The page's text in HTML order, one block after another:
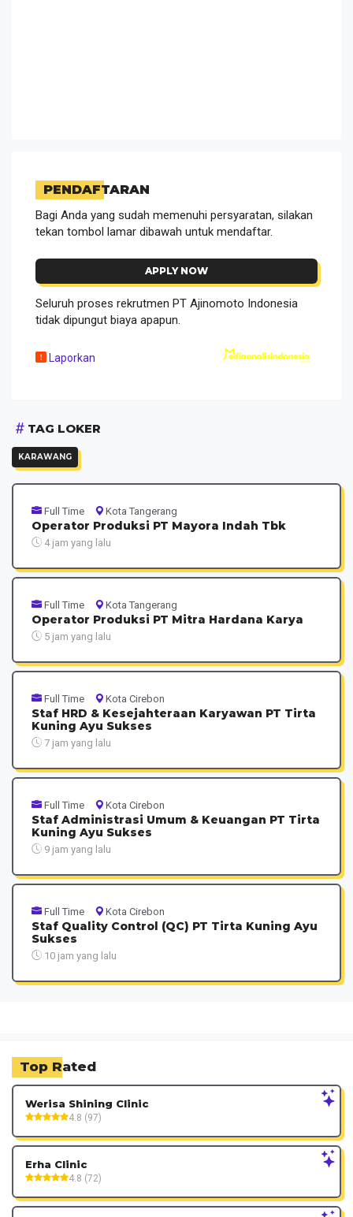
PENDAFTARAN
Bagi Anda yang sudah memenuhi persyaratan, silakan
tekan tombol lamar dibawah untuk mendaftar.
APPLY NOW
Seluruh proses rekrutmen PT Ajinomoto Indonesia
tidak dipungut biaya apapun.
Laporkan
TAG LOKER
KARAWANG
Full Time Kota Tangerang
Operator Produksi PT Mayora Indah Tbk
4 jam yang lalu
Full Time Kota Tangerang
Operator Produksi PT Mitra Hardana Karya
5 jam yang lalu
Full Time Kota Cirebon
Staf HRD & Kesejahteraan Karyawan PT Tirta
Kuning Ayu Sukses
7 jam yang lalu
Full Time Kota Cirebon
Staf Administrasi Umum & Keuangan PT Tirta
Kuning Ayu Sukses
9 jam yang lalu
Full Time Kota Cirebon
Staf Quality Control (QC) PT Tirta Kuning Ayu
Sukses
10 jam yang lalu
Top Rated
Werisa Shining Clinic
4.8 (97)
Erha Clinic
4.8 (72)